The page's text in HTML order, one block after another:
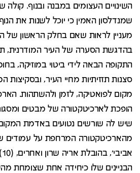
השינויים העצומים במבנה ובנוף. קולה
שמנדלסון האמין כי יוכל לשנות את
מעניין לראות שאם בחלק הראשון של
בהדגשת הסערה של העיר המודרנית,
התקופה הבאה לידי ביטוי במוזיקה,
סצנות תזזיתיות מחיי העיר, ובסקיצות
מקום לפואטיקה, לזמן ולהשתהות.
הופכת לארכיטקטורה של מבטים
שיש לה שורשים נטועים באדמת
מהארכיטקטורה המרחפת על עמודים
הבניינים שלו כיחידה אחת שצומחת